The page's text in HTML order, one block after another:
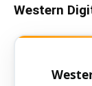
Western